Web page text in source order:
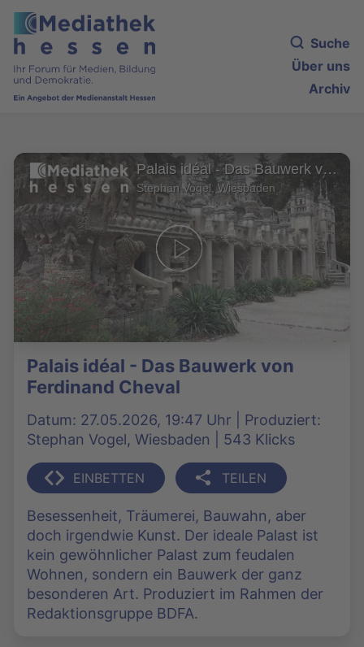
Suche
Über uns
Archiv
Palais idéal - Das Bauwerk von Ferdinand Cheval
Stephan Vogel, Wiesbaden
Palais idéal - Das Bauwerk von
Ferdinand Cheval
Datum: 27.05.2026, 19:47 Uhr | Produziert:
Stephan Vogel, Wiesbaden | 543 Klicks
EINBETTEN TEILEN
Besessenheit, Träumerei, Bauwahn, aber
doch irgendwie Kunst. Der ideale Palast ist
kein gewöhnlicher Palast zum feudalen
Wohnen, sondern ein Bauwerk der ganz
besonderen Art. Produziert im Rahmen der
Redaktionsgruppe BDFA.